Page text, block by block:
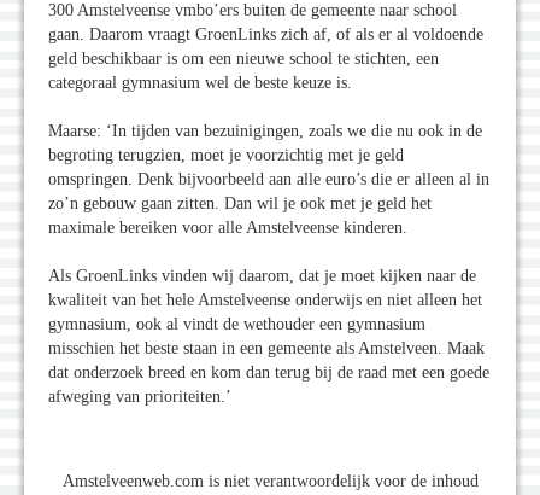
300 Amstelveense vmbo’ers buiten de gemeente naar school
gaan. Daarom vraagt GroenLinks zich af, of als er al voldoende
geld beschikbaar is om een nieuwe school te stichten, een
categoraal gymnasium wel de beste keuze is.
Maarse: ‘In tijden van bezuinigingen, zoals we die nu ook in de
begroting terugzien, moet je voorzichtig met je geld
omspringen. Denk bijvoorbeeld aan alle euro’s die er alleen al in
zo’n gebouw gaan zitten. Dan wil je ook met je geld het
maximale bereiken voor alle Amstelveense kinderen.
Als GroenLinks vinden wij daarom, dat je moet kijken naar de
kwaliteit van het hele Amstelveense onderwijs en niet alleen het
gymnasium, ook al vindt de wethouder een gymnasium
misschien het beste staan in een gemeente als Amstelveen. Maak
dat onderzoek breed en kom dan terug bij de raad met een goede
afweging van prioriteiten.’
Amstelveenweb.com is niet verantwoordelijk voor de inhoud